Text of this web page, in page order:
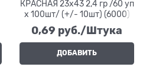
КРАСНАЯ 23х43 2,4 гр /60 уп
х 100шт/ (+/- 10шт) (6000)
0,69 руб./Штука
ДОБАВИТЬ